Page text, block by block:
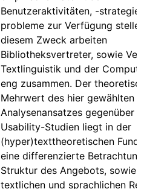
Benutzeraktivitäten, -
probleme zur Verfügung
diesem Zweck arbeiten
Bibliotheksvertreter, sowie
Textlinguistik und der
eng zusammen. Der
Mehrwert des hier gewählten
Analysenansatzes gegenüber
Usability-Studien liegt in der
(hyper)texttheoretischen
eine differenzierte
Struktur des Angebots, sowie
textlichen und sprachlichen